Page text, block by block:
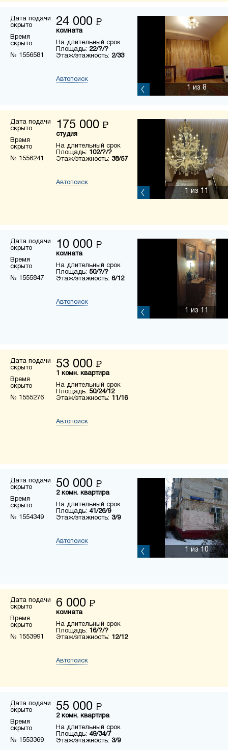
Дата подачи
скрыто
Время
скрыто
№ 1556581
24 000 Р
комната
На длительный срок
Площадь: 22/?/?
Этаж/этажность: 2/33
Автопоиск
1 из 8
Дата подачи
скрыто
Время
скрыто
№ 1556241
175 000 Р
студия
На длительный срок
Площадь: 102/?/?
Этаж/этажность: 38/57
Автопоиск
1 из 11
Дата подачи
скрыто
Время
скрыто
№ 1555847
10 000 Р
комната
На длительный срок
Площадь: 50/?/?
Этаж/этажность: 6/12
Автопоиск
1 из 11
Дата подачи
скрыто
Время
скрыто
№ 1555276
53 000 Р
1 комн. квартира
На длительный срок
Площадь: 50/24/12
Этаж/этажность: 11/16
Автопоиск
Дата подачи
скрыто
Время
скрыто
№ 1554349
50 000 Р
2 комн. квартира
На длительный срок
Площадь: 41/26/9
Этаж/этажность: 3/9
Автопоиск
1 из 10
Дата подачи
скрыто
Время
скрыто
№ 1553991
6 000 Р
комната
На длительный срок
Площадь: 16/?/?
Этаж/этажность: 12/12
Автопоиск
Дата подачи
скрыто
Время
скрыто
№ 1553369
55 000 Р
2 комн. квартира
На длительный срок
Площадь: 49/34/7
Этаж/этажность: 3/9